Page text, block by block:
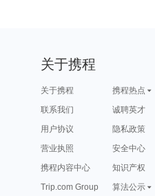
关于携程
关于携程
携程热点
联系我们
诚聘英才
用户协议
隐私政策
营业执照
安全中心
携程内容中心
知识产权
Trip.com Group
算法公示